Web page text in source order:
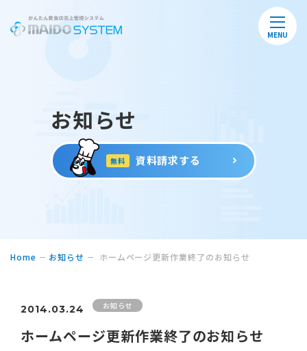
MENU
お知らせ
無料 資料請求する
Home お知らせ ホームページ更新作業終了のお知らせ
2014.03.24 お知らせ
ホームページ更新作業終了のお知らせ